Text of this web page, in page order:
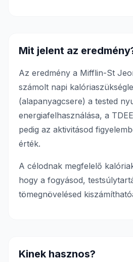
Mit jelent az
Az eredmény a Mifflin-St
számolt napi
(alapanyagcsere) a tested
energiafelhasználása, a
pedig az aktivitásod
érték.
A célodnak megfelelő
hogy a fogyásod,
tömegnövelésed
Kinek hasznos?